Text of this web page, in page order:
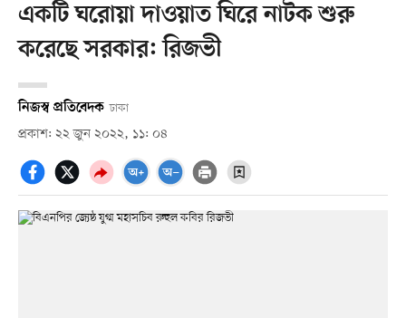
একটি ঘরোয়া দাওয়াত ঘিরে নাটক শুরু
করেছে সরকার: রিজভী
নিজস্ব প্রতিবেদক ঢাকা
প্রকাশ: ২২ জুন ২০২২, ১১: ০৪